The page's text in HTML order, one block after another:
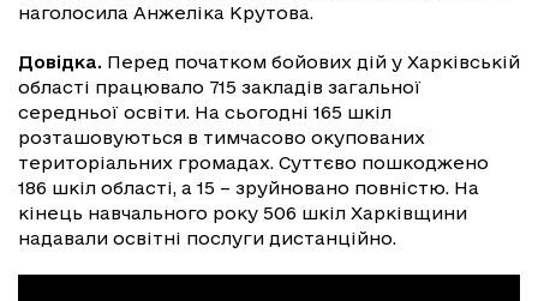
наголосила Анжеліка Крутова.
Довідка. Перед початком бойових дій у Харківській
області працювало 715 закладів загальної
середньої освіти. На сьогодні 165 шкіл
розташовуються в тимчасово окупованих
територіальних громадах. Суттєво пошкоджено
186 шкіл області, а 15 – зруйновано повністю. На
кінець навчального року 506 шкіл Харківщини
надавали освітні послуги дистанційно.